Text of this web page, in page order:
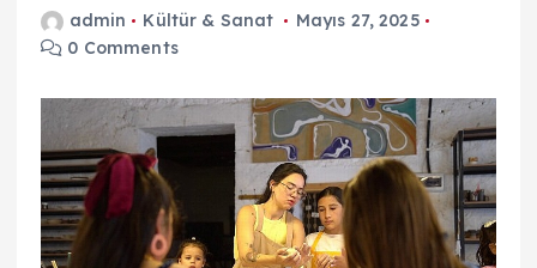
admin Kültür & Sanat
Mayıs 27, 2025
0 Comments